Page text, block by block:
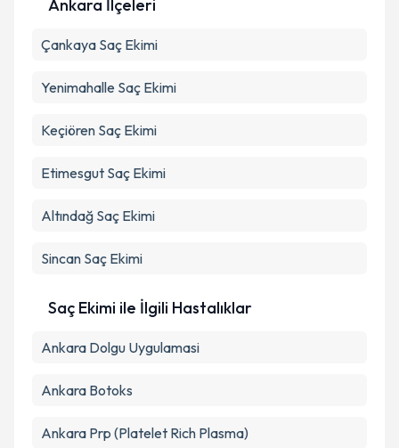
Metni'ni okudum ve kişisel verilerimin belirtilen
Takvim Talebini Gönder
Ankara İlçeleri
Çankaya Saç Ekimi
Yenimahalle Saç Ekimi
Keçiören Saç Ekimi
Etimesgut Saç Ekimi
Altındağ Saç Ekimi
Sincan Saç Ekimi
Saç Ekimi ile İlgili Hastalıklar
Ankara Dolgu Uygulamasi
Ankara Botoks
Ankara Prp (Platelet Rich Plasma)